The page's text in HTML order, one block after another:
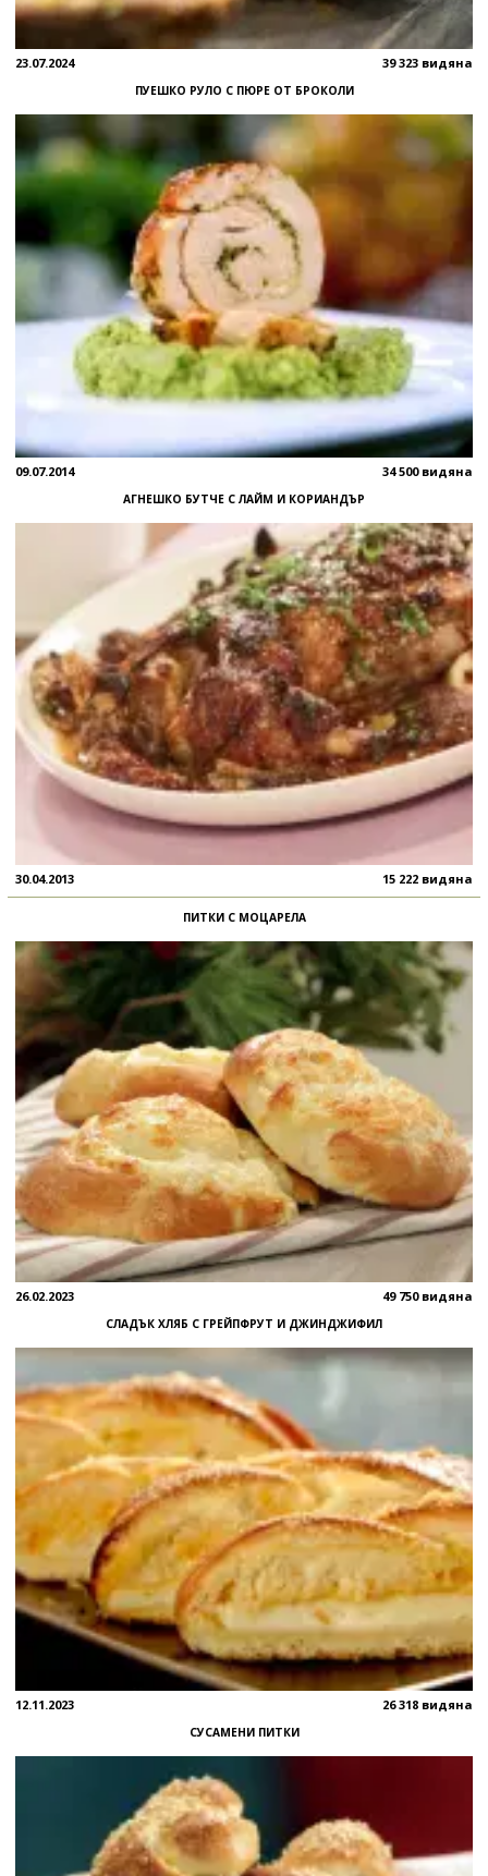
23.07.2024 39 323 видяна
ПУЕШКО РУЛО С ПЮРЕ ОТ БРОКОЛИ
09.07.2014 34 500 видяна
АГНЕШКО БУТЧЕ С ЛАЙМ И КОРИАНДЪР
30.04.2013 15 222 видяна
ПИТКИ С МОЦАРЕЛА
26.02.2023 49 750 видяна
СЛАДЪК ХЛЯБ С ГРЕЙПФРУТ И ДЖИНДЖИФИЛ
12.11.2023 26 318 видяна
СУСАМЕНИ ПИТКИ